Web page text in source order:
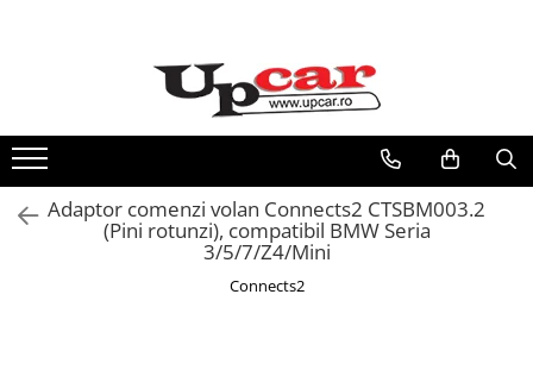
Toate Produsele
Trotinete Electrice
Biciclete Electrice
Tricicluri Electrice
Adaptor comenzi volan Connects2 CTSBM003.2
(Pini rotunzi), compatibil BMW Seria
3/5/7/Z4/Mini
Connects2